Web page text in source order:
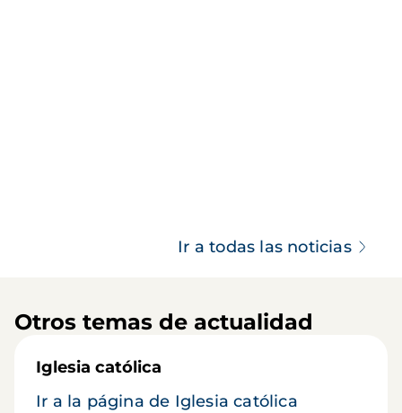
Ir a todas las noticias
Otros temas de actualidad
Iglesia católica
Ir a la página de Iglesia católica